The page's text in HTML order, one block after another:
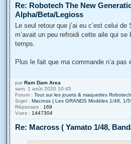
Re: Robotech The New
Alpha/Beta/Legioss
Le seul retour que j’ai eu c’est celui
m’avait un peu refroidi cette aile qui se
temps.
Plus le fait que ma commande n’a pas
par Ram Dam Area
sam. 1 août 2020 10:45
Forum : Tout sur les jouets & maquettes
Sujet : Macross ( Les GRANDS Modèles 1/48, 1/
Réponses : 169
Vues : 1447304
Re: Macross ( Yamato 1/48,